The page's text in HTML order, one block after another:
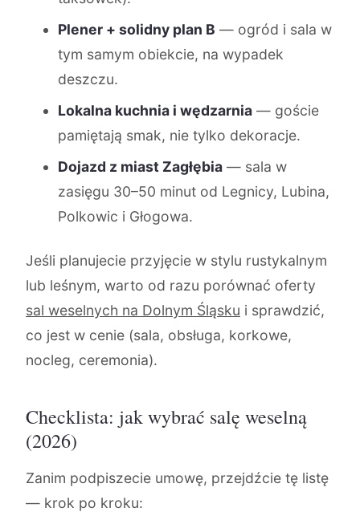
Plener + solidny plan B — ogród i sala w
tym samym obiekcie, na wypadek
deszczu.
Lokalna kuchnia i wędzarnia — goście
pamiętają smak, nie tylko dekoracje.
Dojazd z miast Zagłębia — sala w
zasięgu 30–50 minut od Legnicy, Lubina,
Polkowic i Głogowa.
Jeśli planujecie przyjęcie w stylu rustykalnym
lub leśnym, warto od razu porównać oferty
sal weselnych na Dolnym Śląsku i sprawdzić,
co jest w cenie (sala, obsługa, korkowe,
nocleg, ceremonia).
Checklista: jak wybrać salę weselną
(2026)
Zanim podpiszecie umowę, przejdźcie tę listę
— krok po kroku: